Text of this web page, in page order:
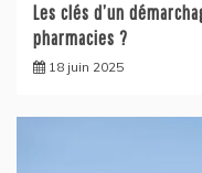
Les clés d’un
pharmacies ?
18 juin 2025